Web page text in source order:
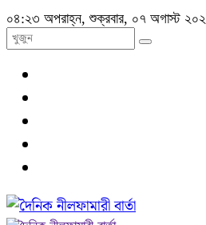
০৪:২৩ অপরাহ্ন, শুক্রবার, ০৭ অগাস্ট